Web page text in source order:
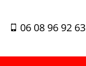
06 08 96 92 63